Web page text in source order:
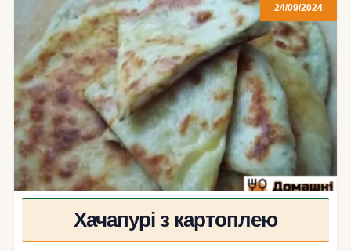
24/09/2024
Хачапурі з картоплею